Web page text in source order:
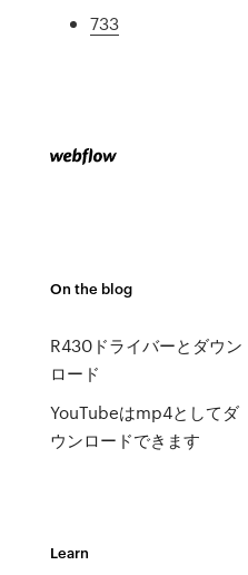
733
On the blog
R430ドライバーとダウン
ロード
YouTubeはmp4としてダ
ウンロードできます
Learn